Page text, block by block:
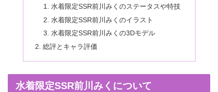
水着限定SSR前川みくのステータスや特技
水着限定SSR前川みくのイラスト
水着限定SSR前川みくの3Dモデル
総評とキャラ評価
水着限定SSR前川みくについて